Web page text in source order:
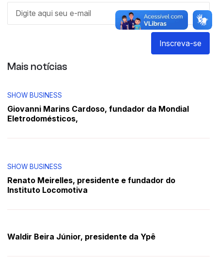
Inscreva-se
Mais notícias
SHOW BUSINESS
Giovanni Marins Cardoso, fundador da Mondial
Eletrodomésticos,
SHOW BUSINESS
Renato Meirelles, presidente e fundador do
Instituto Locomotiva
Waldir Beira Júnior, presidente da Ypê